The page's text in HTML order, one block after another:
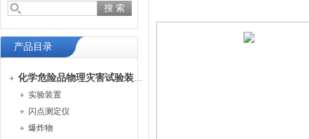
产品目录
化学危险品物理灾害试验装置
实验装置
闪点测定仪
爆炸物